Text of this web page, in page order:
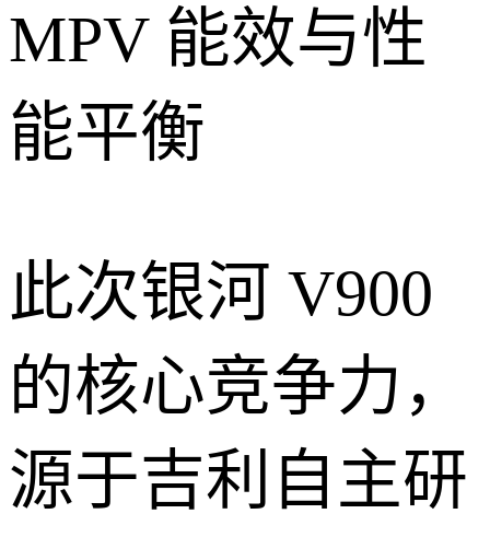
MPV 能效与性
能平衡
此次银河 V900
的核心竞争力，
源于吉利自主研